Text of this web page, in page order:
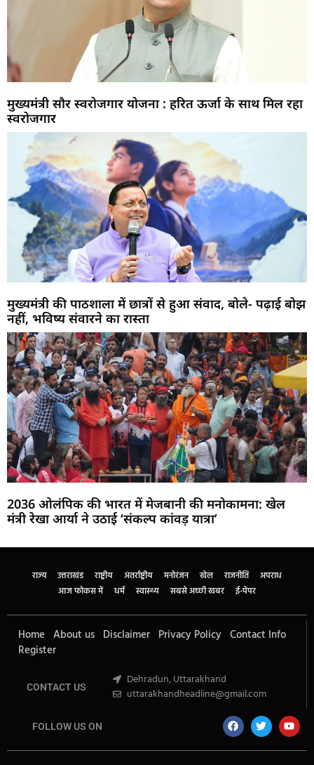
मुख्यमंत्री सौर स्वरोजगार योजना : हरित ऊर्जा के साथ मिल रहा
स्वरोजगार
मुख्यमंत्री की पाठशाला में छात्रों से हुआ संवाद, बोले- पढ़ाई बोझ
नहीं, भविष्य संवारने का रास्ता
2036 ओलंपिक की भारत में मेजबानी की मनोकामना: खेल
मंत्री रेखा आर्या ने उठाई ‘संकल्प कांवड़ यात्रा’
राज्य उत्तराखंड राष्ट्रीय अंतर्राष्ट्रीय मनोरंजन खेल राजनीति
अपराध
आज फोकस में
धर्म स्वास्थ्य सबसे अच्छी खबर ई-पेपर
Home About us Disclaimer Privacy Policy Contact Info
Register
CONTACT US
Dehradun, Uttarakhand
uttarakhandheadline@gmail.com
FOLLOW US ON